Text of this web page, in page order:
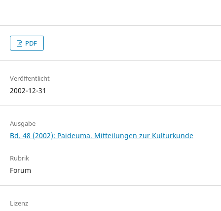
PDF
Veröffentlicht
2002-12-31
Ausgabe
Bd. 48 (2002): Paideuma. Mitteilungen zur Kulturkunde
Rubrik
Forum
Lizenz